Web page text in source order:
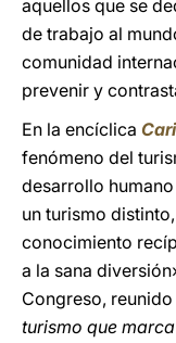
aquellos que se
de trabajo al
comunidad
prevenir y
En la encíclica
fenómeno del
desarrollo
un turismo
conocimiento
a la sana
Congreso,
turismo que